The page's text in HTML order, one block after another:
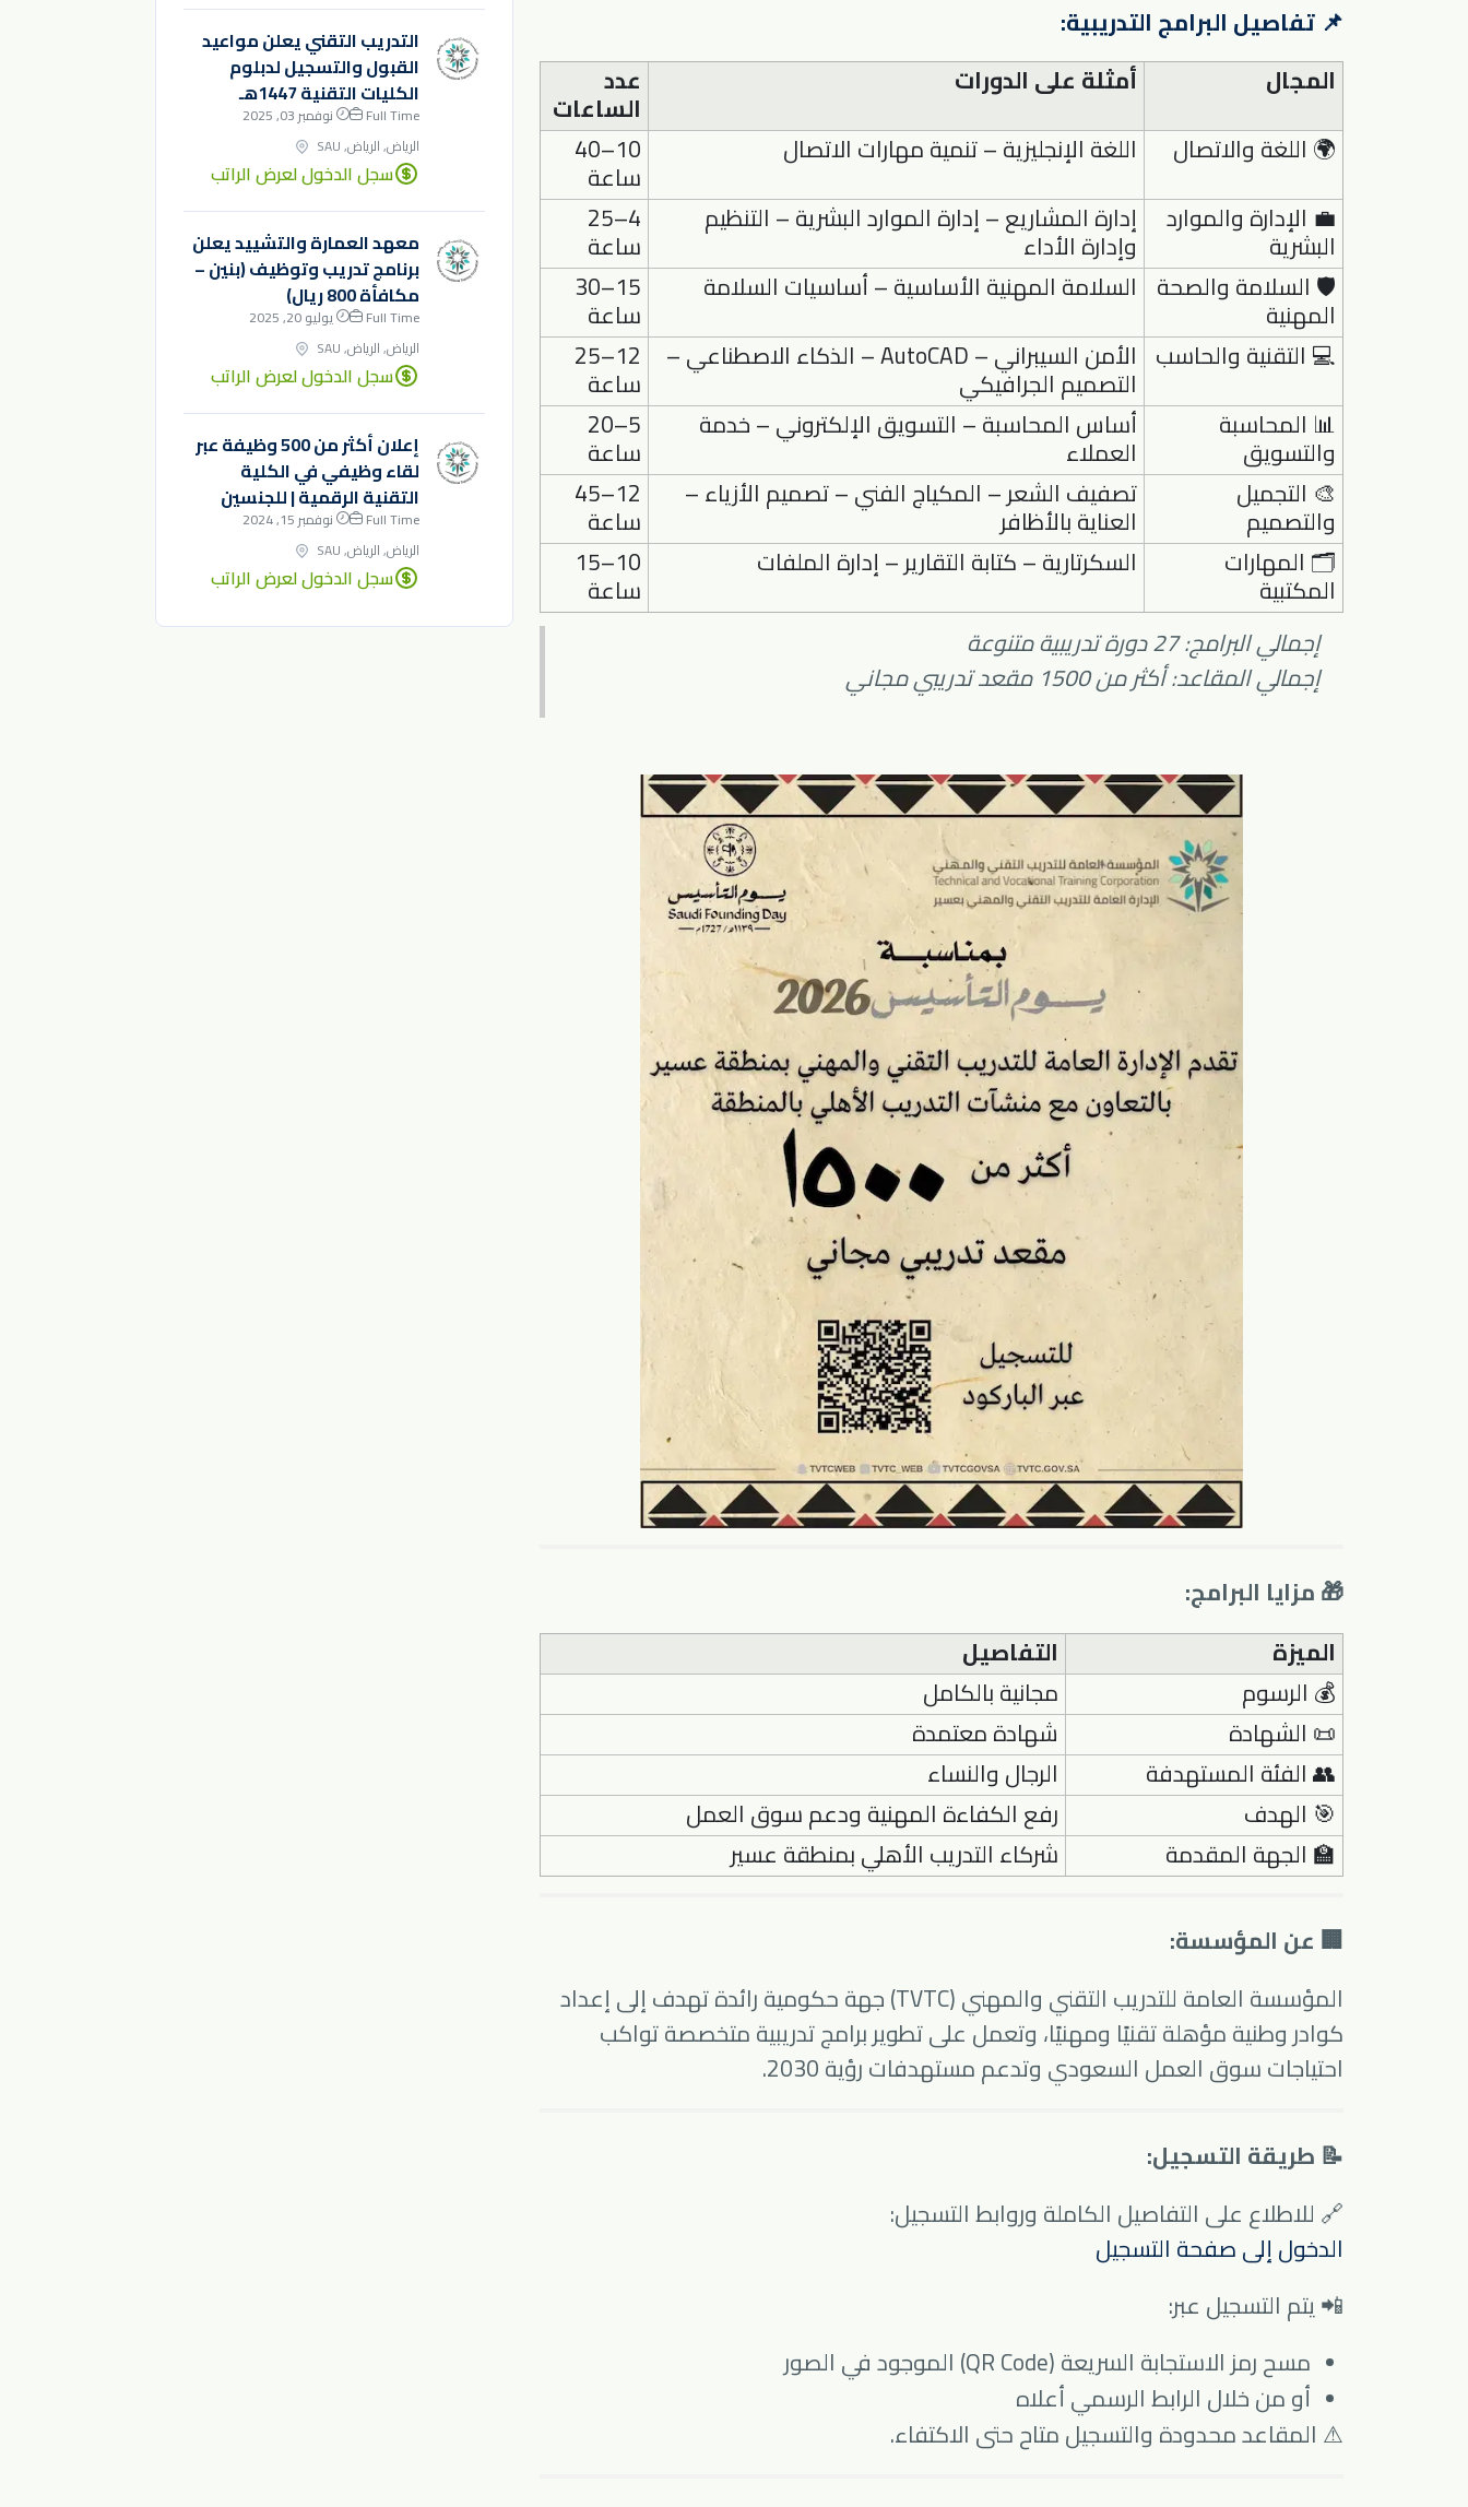
📌 تفاصيل البرامج التدريبية:
المجال
أمثلة على الدورات عدد
الساعات
🌍 اللغة والاتصال
اللغة الإنجليزية – تنمية مهارات الاتصال 10–40
ساعة
💼 الإدارة والموارد
البشرية
إدارة المشاريع – إدارة الموارد البشرية – التنظيم
وإدارة الأداء
4–25
ساعة
🛡 السلامة والصحة
المهنية
السلامة المهنية الأساسية – أساسيات السلامة 15–30
ساعة
💻 التقنية والحاسب
الأمن السيبراني – AutoCAD – الذكاء الاصطناعي –
التصميم الجرافيكي
12–25
ساعة
📊 المحاسبة
والتسويق
أساس المحاسبة – التسويق الإلكتروني – خدمة
العملاء
5–20
ساعة
🎨 التجميل
والتصميم
تصفيف الشعر – المكياج الفني – تصميم الأزياء –
العناية بالأظافر
12–45
ساعة
🗂 المهارات
المكتبية
السكرتارية – كتابة التقارير – إدارة الملفات 10–15
ساعة
إجمالي البرامج: 27 دورة تدريبية متنوعة
إجمالي المقاعد: أكثر من 1500 مقعد تدريبي مجاني
🎁 مزايا البرامج:
الميزة
التفاصيل
💰 الرسوم
مجانية بالكامل
📜 الشهادة
شهادة معتمدة
👥 الفئة المستهدفة
الرجال والنساء
🎯 الهدف
رفع الكفاءة المهنية ودعم سوق العمل
🏫 الجهة المقدمة
شركاء التدريب الأهلي بمنطقة عسير
🏢 عن المؤسسة:
المؤسسة العامة للتدريب التقني والمهني (TVTC) جهة حكومية رائدة تهدف إلى إعداد
كوادر وطنية مؤهلة تقنيًا ومهنيًا، وتعمل على تطوير برامج تدريبية متخصصة تواكب
احتياجات سوق العمل السعودي وتدعم مستهدفات رؤية 2030.
📝 طريقة التسجيل:
🔗 للاطلاع على التفاصيل الكاملة وروابط التسجيل:
الدخول إلى صفحة التسجيل
📲 يتم التسجيل عبر:
مسح رمز الاستجابة السريعة (QR Code) الموجود في الصور
أو من خلال الرابط الرسمي أعلاه
⚠ المقاعد محدودة والتسجيل متاح حتى الاكتفاء.
التدريب التقني يعلن مواعيد
القبول والتسجيل لدبلوم
الكليات التقنية 1447هـ
Full Time
نوفمبر 03, 2025
الرياض, الرياض, SAU
سجل الدخول لعرض الراتب
معهد العمارة والتشييد يعلن
برنامج تدريب وتوظيف (بنين –
مكافأة 800 ريال)
Full Time
يوليو 20, 2025
الرياض, الرياض, SAU
سجل الدخول لعرض الراتب
إعلان أكثر من 500 وظيفة عبر
لقاء وظيفي في الكلية
التقنية الرقمية | للجنسين
Full Time
نوفمبر 15, 2024
الرياض, الرياض, SAU
سجل الدخول لعرض الراتب